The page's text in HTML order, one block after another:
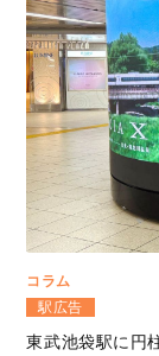
コラム
駅広告
東武池袋駅に円